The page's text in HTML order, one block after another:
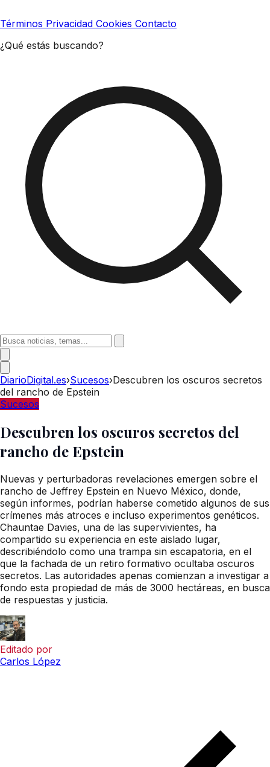
Términos Privacidad Cookies Contacto
¿Qué estás buscando?
DiarioDigital.es›Sucesos›Descubren los oscuros secretos
del rancho de Epstein
Sucesos
Descubren los oscuros secretos del
rancho de Epstein
Nuevas y perturbadoras revelaciones emergen sobre el
rancho de Jeffrey Epstein en Nuevo México, donde,
según informes, podrían haberse cometido algunos de sus
crímenes más atroces e incluso experimentos genéticos.
Chauntae Davies, una de las supervivientes, ha
compartido su experiencia en este aislado lugar,
describiéndolo como una trampa sin escapatoria, en el
que la fachada de un retiro formativo ocultaba oscuros
secretos. Las autoridades apenas comienzan a investigar a
fondo esta propiedad de más de 3000 hectáreas, en busca
de respuestas y justicia.
Editado por
Carlos López